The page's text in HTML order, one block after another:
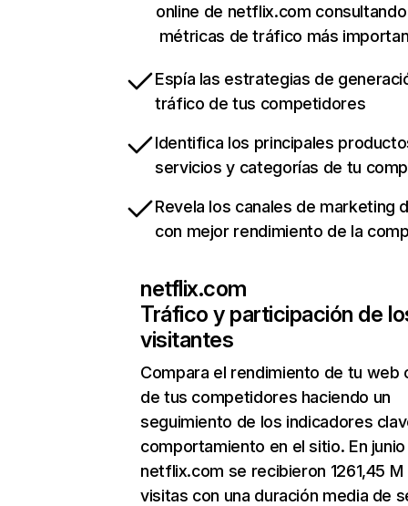
online de netflix.com
métricas de tráfico más
Espía las estrategias de
tráfico de tus competidores
Identifica los principales
servicios y categorías de tu
Revela los canales de marketing
con mejor rendimiento de la
netflix.com
Tráfico y participación de
visitantes
Compara el rendimiento de tu web
de tus competidores haciendo un
seguimiento de los indicadores
comportamiento en el sitio. En junio
netflix.com se recibieron 1261,45 M
visitas con una duración media de